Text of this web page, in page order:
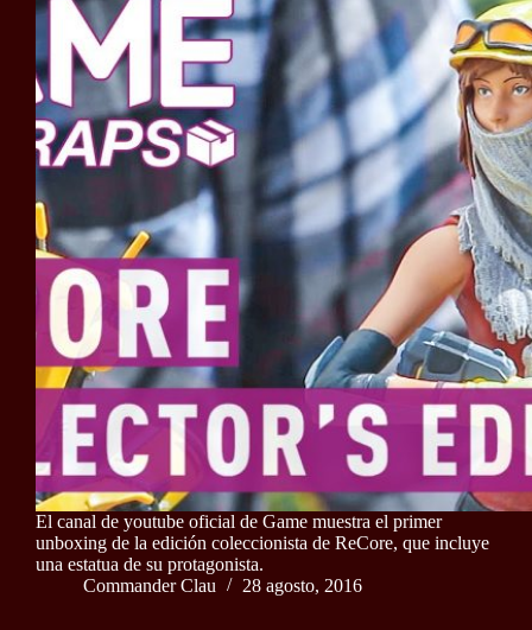
El canal de youtube oficial de Game muestra el primer
unboxing de la edición coleccionista de ReCore, que incluye
una estatua de su protagonista.
Commander Clau
28 agosto, 2016